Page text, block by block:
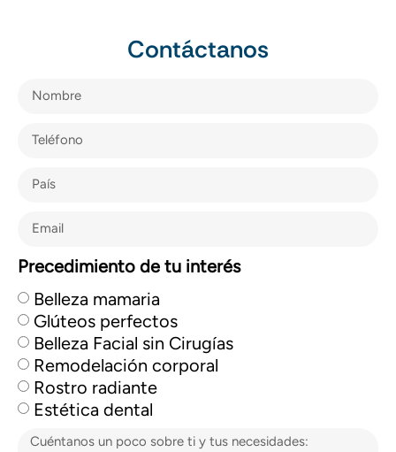
Contáctanos
Precedimiento de tu interés
Belleza mamaria
Glúteos perfectos
Belleza Facial sin Cirugías
Remodelación corporal
Rostro radiante
Estética dental